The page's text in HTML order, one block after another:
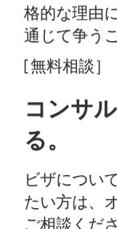
格的な理由
通じて争う
[無料相談］
コンサ
る。
ビザについ
たい方は、
ご相談くだ